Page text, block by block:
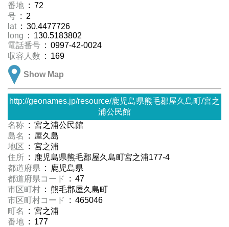
番地 : 72
号 : 2
lat : 30.4477726
long : 130.5183802
電話番号 : 0997-42-0024
収容人数 : 169
Show Map
http://geonames.jp/resource/鹿児島県熊毛郡屋久島町/宮之
浦公民館
名称 : 宮之浦公民館
島名
: 屋久島
地区 : 宮之浦
住所 : 鹿児島県熊毛郡屋久島町宮之浦177-4
都道府県 : 鹿児島県
都道府県コード
: 47
市区町村 : 熊毛郡屋久島町
市区町村コード
: 465046
町名
: 宮之浦
番地 : 177